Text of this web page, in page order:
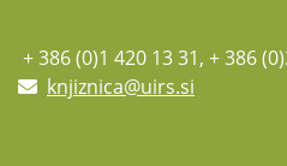
+ 386 (0)1 420 13 31, + 386
knjiznica@uirs.si